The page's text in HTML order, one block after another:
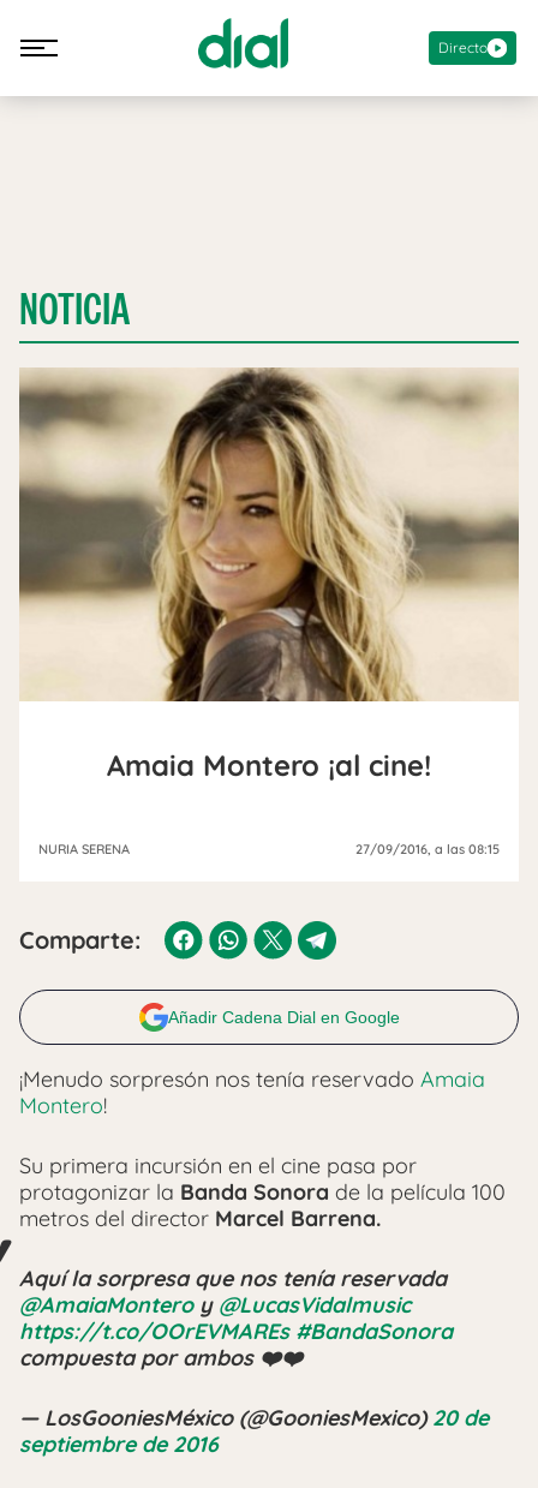
Directo
NOTICIA
Amaia Montero ¡al cine!
NURIA SERENA 27/09/2016 , a las 08:15
Comparte:
Añadir Cadena Dial en Google
¡Menudo sorpresón nos tenía reservado Amaia
Montero!
Su primera incursión en el cine pasa por
protagonizar la Banda Sonora de la película 100
metros del director Marcel Barrena.
Aquí la sorpresa que nos tenía reservada
@AmaiaMonteroy @LucasVidalmusic
https://t.co/OOrEVMAREs #BandaSonora
compuesta por ambos ❤️❤️
— LosGooniesMéxico (@GooniesMexico)20 de
septiembre de 2016